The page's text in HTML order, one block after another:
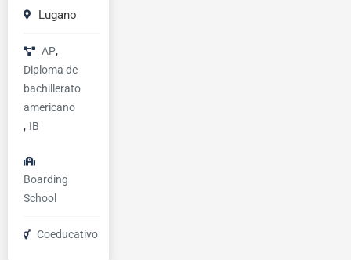
Lugano
AP,
Diploma de
bachillerato
americano
, IB
Boarding
School
Coeducativo